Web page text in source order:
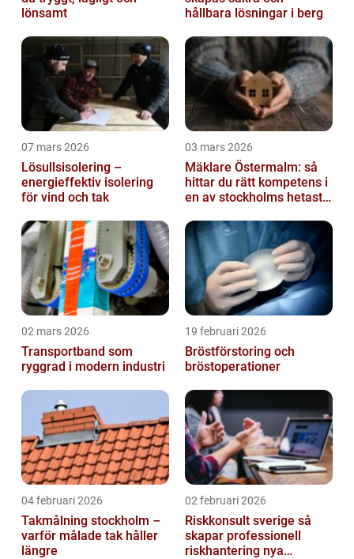
lönsamt
hållbara lösningar i berg
07 mars 2026
Lösullsisolering –
energieffektiv isolering
för vind och tak
03 mars 2026
Mäklare Östermalm: så
hittar du rätt kompetens i
en av stockholms hetaste
02 mars 2026
Transportband som
ryggrad i modern industri
19 februari 2026
Bröstförstoring och
bröstoperationer
04 februari 2026
Takmålning stockholm –
varför målade tak håller
längre
02 februari 2026
Riskkonsult sverige så
skapar professionell
riskhantering nya